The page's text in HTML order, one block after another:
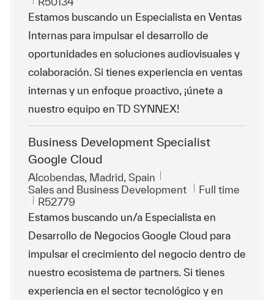
Estamos buscando un Especialista en Ventas
Internas para impulsar el desarrollo de
oportunidades en soluciones audiovisuales y
colaboración. Si tienes experiencia en ventas
internas y un enfoque proactivo, ¡únete a
nuestro equipo en TD SYNNEX!
Business Development Specialist
Google Cloud
Location
Alcobendas, Madrid, Spain
Category
Sales and Business Development Job Type
Full time
ReqId
R52779
Estamos buscando un/a Especialista en
Desarrollo de Negocios Google Cloud para
impulsar el crecimiento del negocio dentro de
nuestro ecosistema de partners. Si tienes
experiencia en el sector tecnológico y en